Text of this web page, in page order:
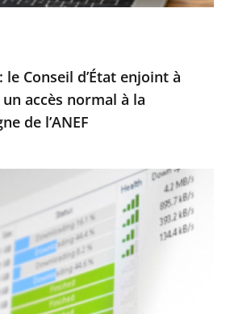
Conseil d’État enjoint à
accès normal à la
de l’ANEF